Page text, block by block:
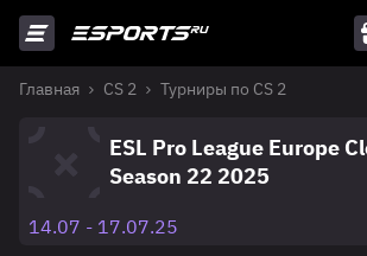
Главная CS 2 Турниры по CS 2
ESL Pro League Europe
Season 22 2025
14.07 - 17.07.25